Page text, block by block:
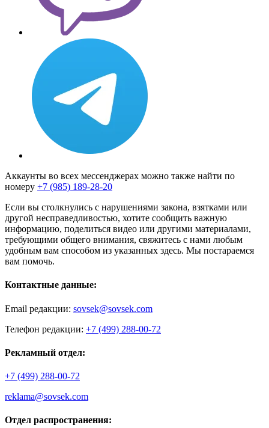
Аккаунты во всех мессенджерах можно также найти по
номеру +7 (985) 189-28-20
Если вы столкнулись с нарушениями закона, взятками или
другой несправедливостью, хотите сообщить важную
информацию, поделиться видео или другими материалами,
требующими общего внимания, свяжитесь с нами любым
удобным вам способом из указанных здесь. Мы постараемся
вам помочь.
Контактные данные:
Email редакции: sovsek@sovsek.com
Телефон редакции: +7 (499) 288-00-72
Рекламный отдел:
+7 (499) 288-00-72
reklama@sovsek.com
Отдел распространения: